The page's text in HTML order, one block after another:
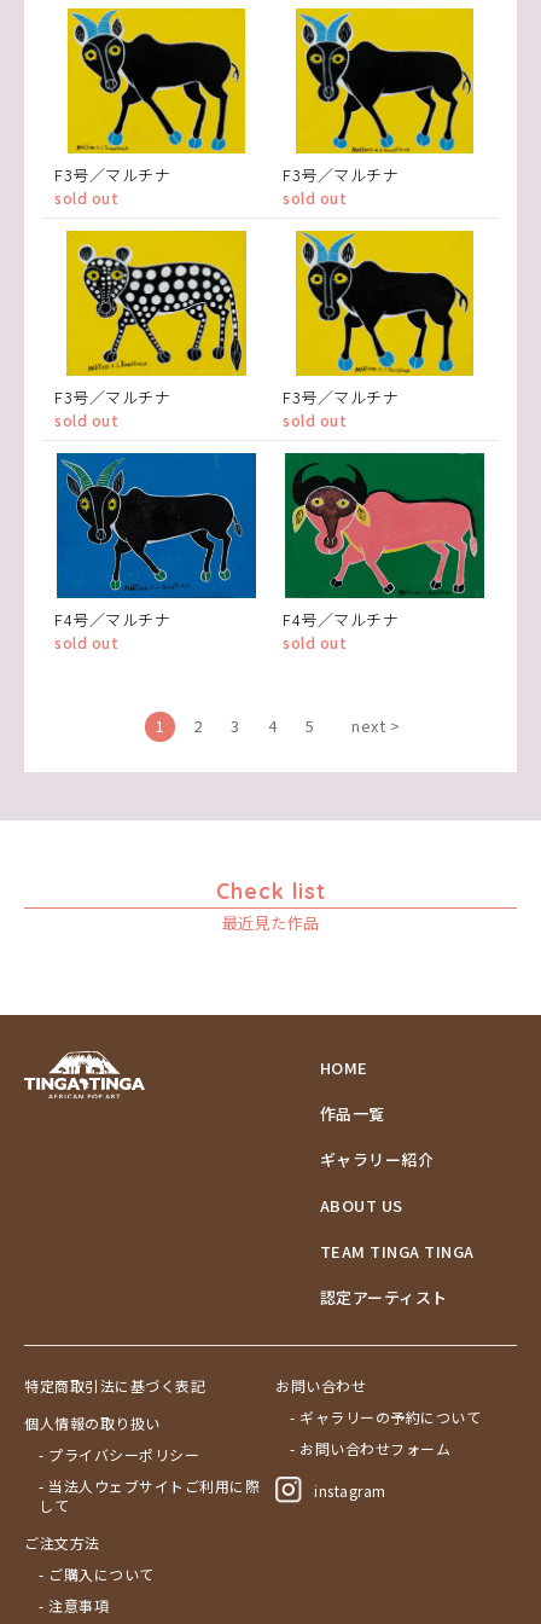
F3号／マルチナ
sold out
F3号／マルチナ
sold out
F3号／マルチナ
sold out
F3号／マルチナ
sold out
F4号／マルチナ
sold out
F4号／マルチナ
sold out
1 2 3 4 5 next >
Check list
最近見た作品
HOME
作品一覧
ギャラリー紹介
ABOUT US
TEAM TINGA TINGA
認定アーティスト
特定商取引法に基づく表記
個人情報の取り扱い
- プライバシーポリシー
- 当法人ウェブサイトご利用に際
して
ご注文方法
- ご購入について
- 注意事項
お問い合わせ
- ギャラリーの予約について
- お問い合わせフォーム
instagram